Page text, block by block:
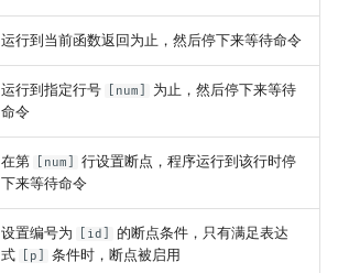
运行到当前函数返回为止，然后停下来等待命令
运行到指定行号 [num]
为止，然后停下来等待
命令
在第 [num]
行设置断点，程序运行到该行时停
下来等待命令
设置编号为 [id]
的断点条件，只有满足表达
式
[p] 条件时，断点被启用